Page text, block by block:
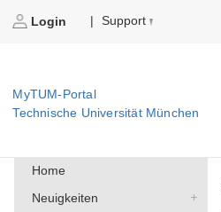
Login | Support
MyTUM-Portal
Technische Universität München
Home
Neuigkeiten